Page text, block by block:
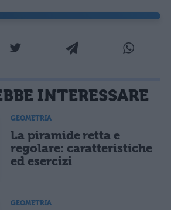
INTERESSARE
GEOMETRIA
La piramide retta e
regolare: caratteristiche
ed esercizi
GEOMETRIA